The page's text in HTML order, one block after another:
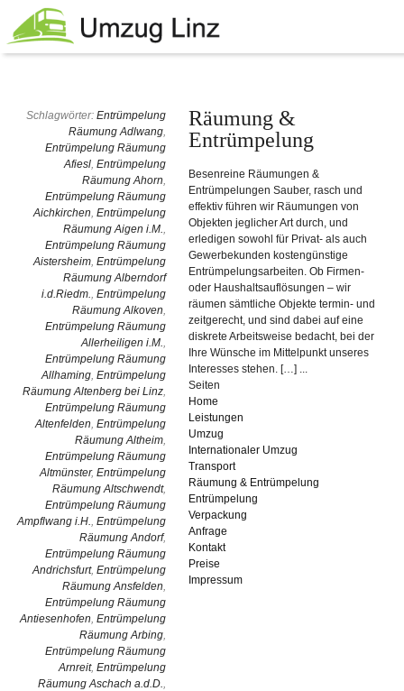
Schlagwörter: Entrümpelung
Räumung Adlwang,
Entrümpelung Räumung
Afiesl, Entrümpelung
Räumung Ahorn,
Entrümpelung Räumung
Aichkirchen, Entrümpelung
Räumung Aigen i.M.,
Entrümpelung Räumung
Aistersheim, Entrümpelung
Räumung Alberndorf
i.d.Riedm., Entrümpelung
Räumung Alkoven,
Entrümpelung Räumung
Allerheiligen i.M.,
Entrümpelung Räumung
Allhaming, Entrümpelung
Räumung Altenberg bei Linz,
Entrümpelung Räumung
Altenfelden, Entrümpelung
Räumung Altheim,
Entrümpelung Räumung
Altmünster, Entrümpelung
Räumung Altschwendt,
Entrümpelung Räumung
Ampflwang i.H., Entrümpelung
Räumung Andorf,
Entrümpelung Räumung
Andrichsfurt, Entrümpelung
Räumung Ansfelden,
Entrümpelung Räumung
Antiesenhofen, Entrümpelung
Räumung Arbing,
Entrümpelung Räumung
Arnreit, Entrümpelung
Räumung Aschach a.d.D.,
Räumung &
Entrümpelung
Besenreine Räumungen &
Entrümpelungen Sauber, rasch und
effektiv führen wir Räumungen von
Objekten jeglicher Art durch, und
erledigen sowohl für Privat- als auch
Gewerbekunden kostengünstige
Entrümpelungsarbeiten. Ob Firmen-
oder Haushaltsauflösungen – wir
räumen sämtliche Objekte termin- und
zeitgerecht, und sind dabei auf eine
diskrete Arbeitsweise bedacht, bei der
Ihre Wünsche im Mittelpunkt unseres
Interesses stehen. […] ...
Seiten
Home
Leistungen
Umzug
Internationaler Umzug
Transport
Räumung & Entrümpelung
Entrümpelung
Verpackung
Anfrage
Kontakt
Preise
Impressum